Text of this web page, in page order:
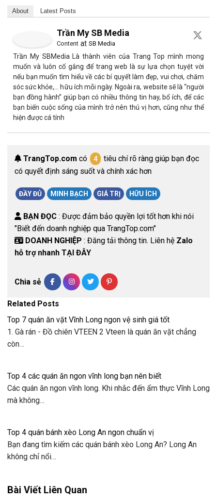
About Latest Posts
Trần My SB Media
Content at SB Media
Trần My SBMedia Là thành viên của Trang Top mình mong
muốn và luôn cố gắng để trang web là sự lựa chọn tuyệt vời
nếu bạn muốn tìm hiểu về các bí quyết làm đẹp, vui chơi, chăm
sóc sức khỏe,… hữu ích mỗi ngày. Ngoài ra, website sẽ là “người
bạn đồng hành” giúp bạn có nhiều thông tin hay, bổ ích, để các
bạn biến cuộc sống của mình trở nên thú vị hơn, cũng như thể
hiện được cá tính
TrangTop.com có 4
tiêu chí rõ ràng giúp bạn đọc
có quyết định sáng suốt và chính xác hơn
ĐẦY ĐỦ MINH BẠCH GIÁ TRỊ HỮU ÍCH
BẠN ĐỌC : Được đảm bảo quyền lợi tốt hơn khi nói
"Biết đến doanh nghiệp qua TrangTop.com"
DOANH NGHIỆP : Đăng tải thông tin. Liên hệ Zalo
hỗ trợ nhanh TẠI ĐÂY
Chia sẻ
Related Posts
Top 7 quán ăn vặt Vĩnh Long ngon vệ sinh giá tốt
1. Gà rán - Đồ chiên VTEEN 2 Vteen là quán ăn vặt chẳng
còn…
Top 4 các quán ăn ngon vĩnh long bạn nên biết
Các quán ăn ngon vĩnh long. Khi nhắc đến ẩm thực Vĩnh Long
mà không…
Top 4 quán bánh xèo Long An ngon chuẩn vị
Bạn đang tìm kiếm các quán bánh xèo Long An? Long An
không chỉ nổi…
Bài Viết Liên Quan